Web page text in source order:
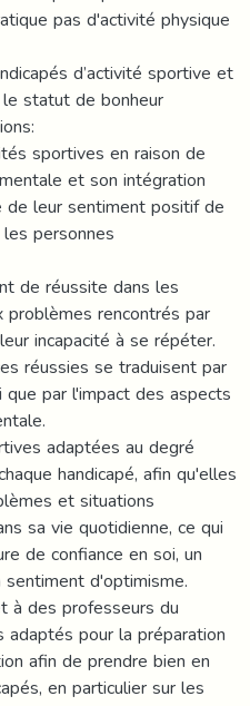
pas d'activité physique
d’activité sportive et
statut de bonheur
sportives en raison de
et son intégration
de leur sentiment positif de
personnes
de réussite dans les
problèmes rencontrés par
incapacité à se répéter.
réussies se traduisent par
par l'impact des aspects
adaptées au degré
handicapé, afin qu'elles
et situations
sa vie quotidienne, ce qui
de confiance en soi, un
d'optimisme.
à des professeurs du
pour la préparation
afin de prendre bien en
en particulier sur les